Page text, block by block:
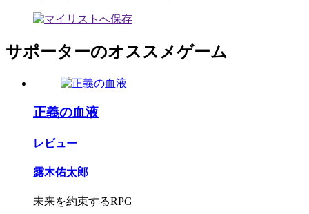
サポーターのオススメゲーム
正義の血液
レビュー
露木佑太郎
未来を約束するRPG